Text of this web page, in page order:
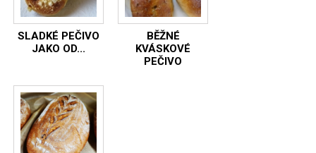
SLADKÉ PEČIVO
JAKO OD...
BĚŽNÉ
KVÁSKOVÉ
PEČIVO